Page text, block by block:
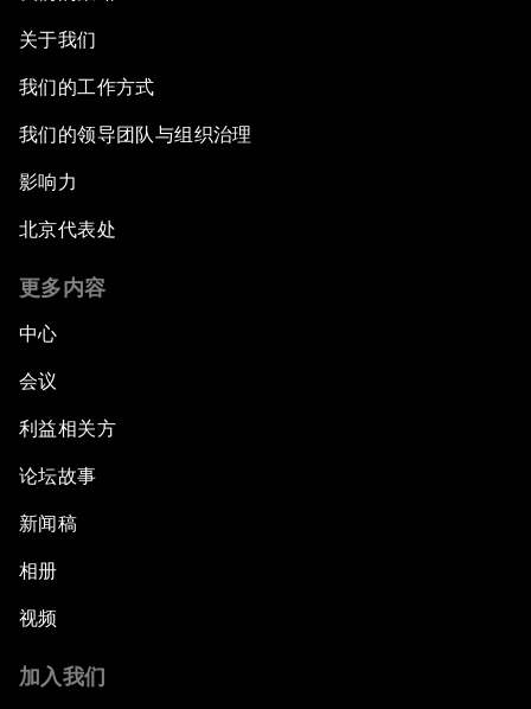
关于我们
我们的工作方式
我们的领导团队与组织治理
影响力
北京代表处
更多内容
中心
会议
利益相关方
论坛故事
新闻稿
相册
视频
加入我们